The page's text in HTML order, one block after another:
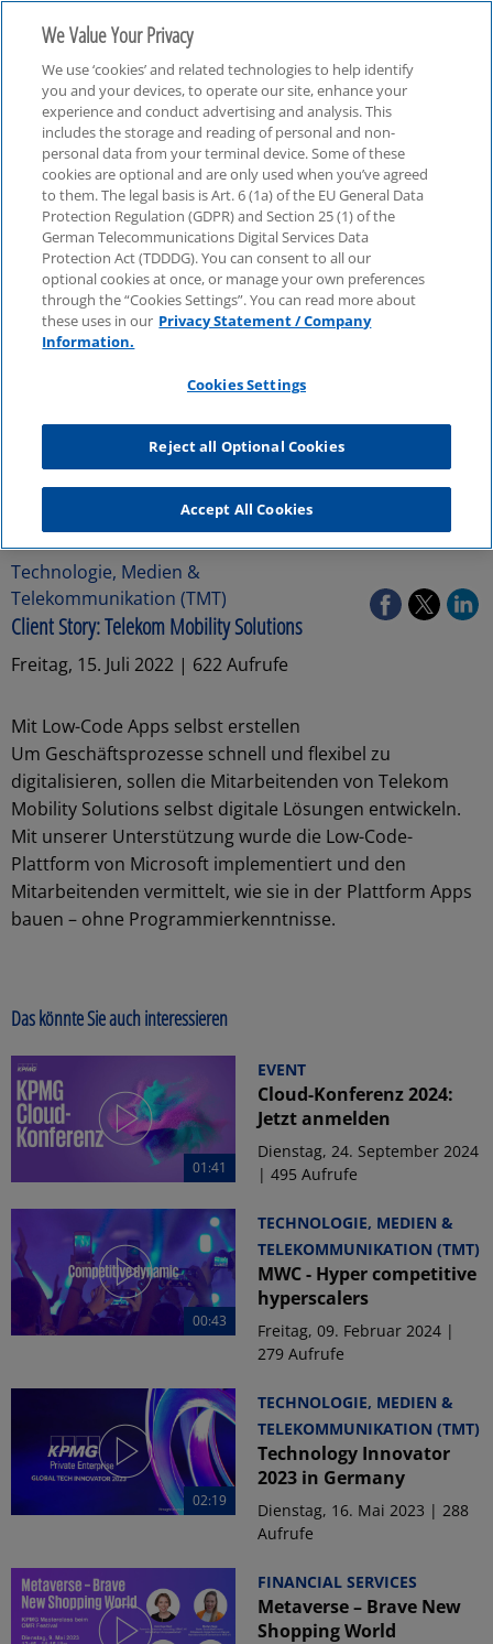
Technologie, Medien & Telekommunikation (TMT)
Technologie, Medien &
Telekommunikation (TMT)
Client Story: Telekom Mobility Solutions
Freitag, 15. Juli 2022 | 622 Aufrufe
Mit Low-Code Apps selbst erstellen
Um Geschäftsprozesse schnell und flexibel zu
digitalisieren, sollen die Mitarbeitenden von Telekom
Mobility Solutions selbst digitale Lösungen entwickeln.
Mit unserer Unterstützung wurde die Low-Code-
Plattform von Microsoft implementiert und den
Mitarbeitenden vermittelt, wie sie in der Plattform Apps
bauen – ohne Programmierkenntnisse.
Das könnte Sie auch interessieren
01:41
EVENT
Cloud-Konferenz 2024:
Jetzt anmelden
Dienstag, 24. September 2024
| 495 Aufrufe
00:43
TECHNOLOGIE, MEDIEN &
TELEKOMMUNIKATION (TMT)
MWC - Hyper competitive
hyperscalers
Freitag, 09. Februar 2024 |
279 Aufrufe
02:19
TECHNOLOGIE, MEDIEN &
TELEKOMMUNIKATION (TMT)
Technology Innovator
2023 in Germany
Dienstag, 16. Mai 2023 | 288
Aufrufe
FINANCIAL SERVICES
Metaverse – Brave New
Shopping World
We Value Your Privacy
We use ‘cookies’ and related technologies to help identify
you and your devices, to operate our site, enhance your
experience and conduct advertising and analysis. This
includes the storage and reading of personal and non-
personal data from your terminal device. Some of these
cookies are optional and are only used when you’ve agreed
to them. The legal basis is Art. 6 (1a) of the EU General Data
Protection Regulation (GDPR) and Section 25 (1) of the
German Telecommunications Digital Services Data
Protection Act (TDDDG). You can consent to all our
optional cookies at once, or manage your own preferences
through the “Cookies Settings”. You can read more about
these uses in our Privacy Statement / Company
Information.
Cookies Settings
Reject all Optional Cookies
Accept All Cookies